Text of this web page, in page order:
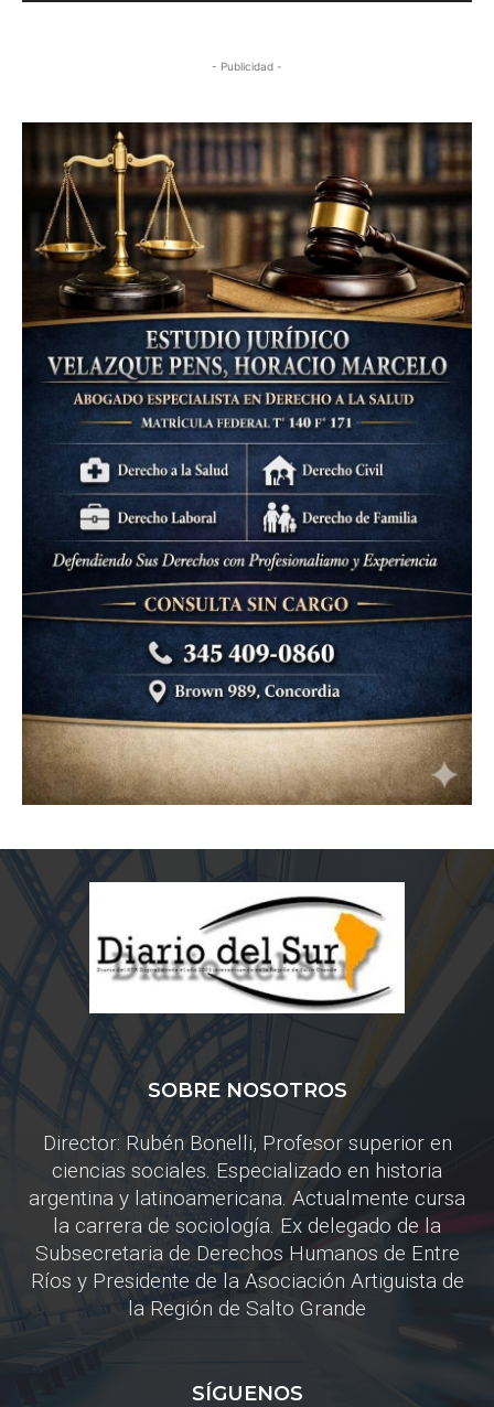
- Publicidad -
SOBRE NOSOTROS
Director: Rubén Bonelli, Profesor superior en
ciencias sociales. Especializado en historia
argentina y latinoamericana. Actualmente cursa
la carrera de sociología. Ex delegado de la
Subsecretaria de Derechos Humanos de Entre
Ríos y Presidente de la Asociación Artiguista de
la Región de Salto Grande
SÍGUENOS